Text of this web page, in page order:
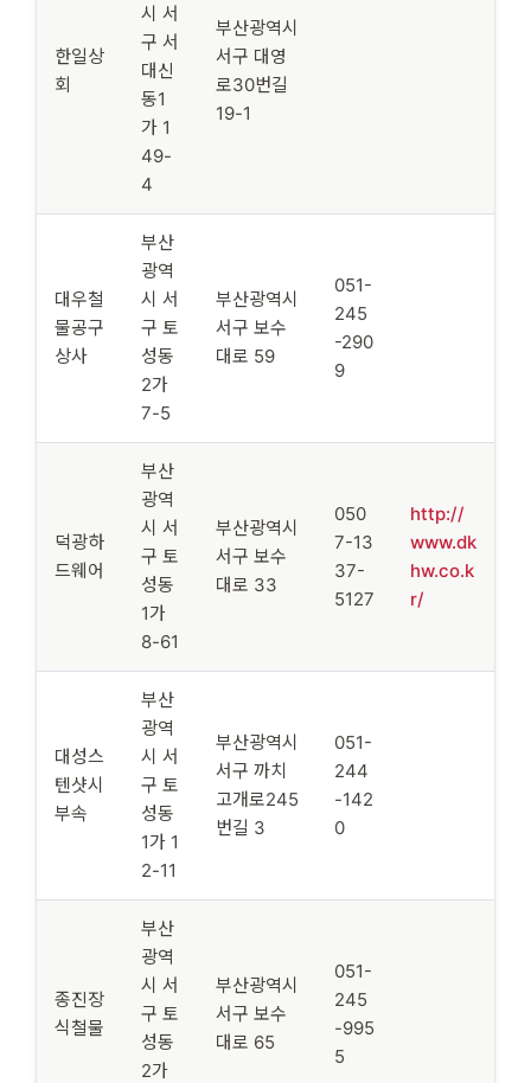
한일상
회
시 서
구 서
대신
동1
가 1
49-
4
부산광역시
서구 대영
로30번길
19-1
대우철
물공구
상사
부산
광역
시 서
구 토
성동
2가
7-5
부산광역시
서구 보수
대로 59
051-
245
-290
9
덕광하
드웨어
부산
광역
시 서
구 토
성동
1가
8-61
부산광역시
서구 보수
대로 33
050
7-13
37-
5127
http://
www.dk
hw.co.k
r/
대성스
텐샷시
부속
부산
광역
시 서
구 토
성동
1가 1
2-11
부산광역시
서구 까치
고개로245
번길 3
051-
244
-142
0
종진장
식철물
부산
광역
시 서
구 토
성동
2가
부산광역시
서구 보수
대로 65
051-
245
-995
5